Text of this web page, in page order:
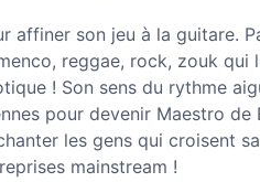
affiner son jeu à la guitare.
reggae, rock, zouk qui
! Son sens du rythme
pour devenir Maestro de
les gens qui croisent
mainstream !